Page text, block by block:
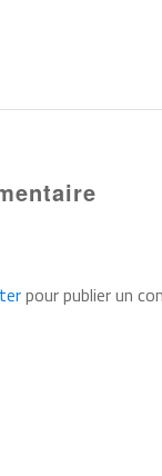
pour publier un